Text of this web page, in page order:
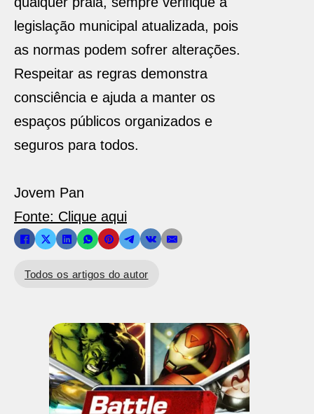
legislação municipal atualizada, pois
as normas podem sofrer alterações.
Respeitar as regras demonstra
consciência e ajuda a manter os
espaços públicos organizados e
seguros para todos.
Jovem Pan
Fonte: Clique aqui
Todos os artigos do autor